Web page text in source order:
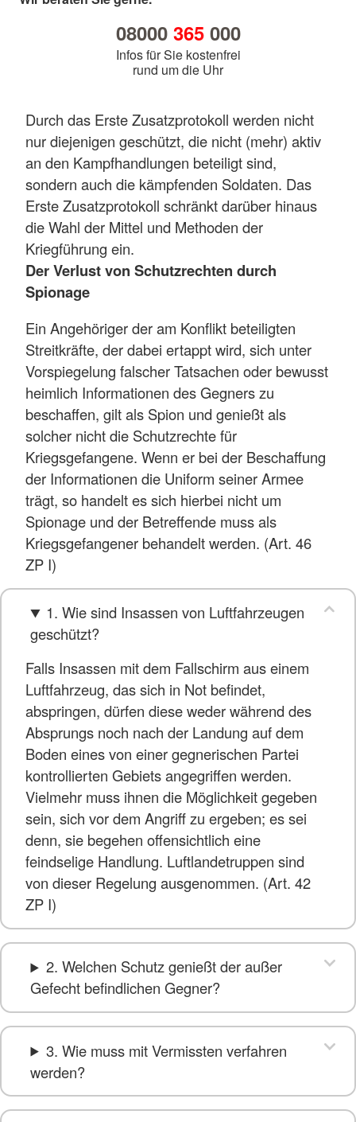
08000 365000
Infos für Sie kostenfrei
rund um die Uhr
Durch das Erste Zusatzprotokoll werden nicht
nur diejenigen geschützt, die nicht (mehr) aktiv
an den Kampfhandlungen beteiligt sind,
sondern auch die kämpfenden Soldaten. Das
Erste Zusatzprotokoll schränkt darüber hinaus
die Wahl der Mittel und Methoden der
Kriegführung ein.
Der Verlust von Schutzrechten durch
Spionage
Ein Angehöriger der am Konflikt beteiligten
Streitkräfte, der dabei ertappt wird, sich unter
Vorspiegelung falscher Tatsachen oder bewusst
heimlich Informationen des Gegners zu
beschaffen, gilt als Spion und genießt als
solcher nicht die Schutzrechte für
Kriegsgefangene. Wenn er bei der Beschaffung
der Informationen die Uniform seiner Armee
trägt, so handelt es sich hierbei nicht um
Spionage und der Betreffende muss als
Kriegsgefangener behandelt werden. (Art. 46
ZP I)
1. Wie sind Insassen von Luftfahrzeugen
geschützt?
Falls Insassen mit dem Fallschirm aus einem
Luftfahrzeug, das sich in Not befindet,
abspringen, dürfen diese weder während des
Absprungs noch nach der Landung auf dem
Boden eines von einer gegnerischen Partei
kontrollierten Gebiets angegriffen werden.
Vielmehr muss ihnen die Möglichkeit gegeben
sein, sich vor dem Angriff zu ergeben; es sei
denn, sie begehen offensichtlich eine
feindselige Handlung. Luftlandetruppen sind
von dieser Regelung ausgenommen. (Art. 42
ZP I)
2. Welchen Schutz genießt der außer
Gefecht befindlichen Gegner?
3. Wie muss mit Vermissten verfahren
werden?